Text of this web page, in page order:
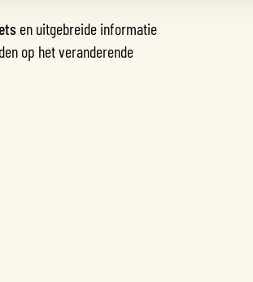
en uitgebreide informatie
op het veranderende